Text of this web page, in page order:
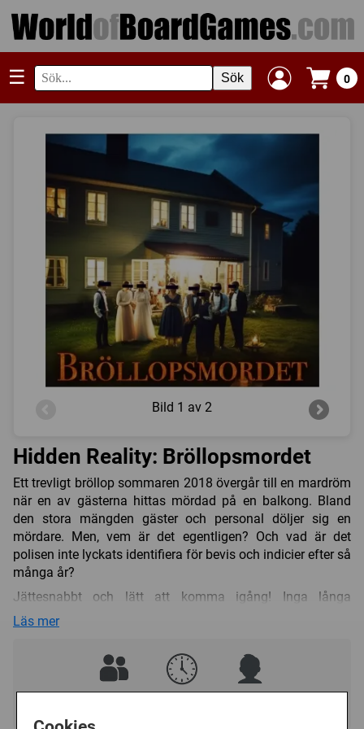
☰ Sök 0
Bild 1 av 2
Hidden Reality: Bröllopsmordet
Ett trevligt bröllop sommaren 2018 övergår till en mardröm
när en av gästerna hittas mördad på en balkong. Bland
den stora mängden gäster och personal döljer sig en
mördare. Men, vem är det egentligen? Och vad är det
polisen inte lyckats identifiera för bevis och indicier efter så
många år?
Jättesnabbt och lätt att komma igång! Inga långa
spelregler att läsa igenom. Det är bara att sätta sig in i
- Speltid: 2 - 4 timmar beroende på antal spelare.
- Åldersgräns: 15+
Läs mer